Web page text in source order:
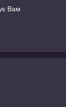
Вам